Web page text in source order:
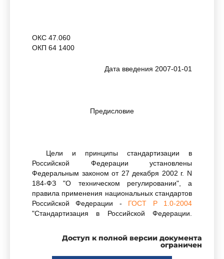
ОКС 47.060
ОКП 64 1400
Дата введения 2007-01-01
Предисловие
Цели и принципы стандартизации в
Российской Федерации установлены
Федеральным законом от 27 декабря 2002 г. N
184-ФЗ "О техническом регулировании", а
правила применения национальных стандартов
Российской Федерации - ГОСТ Р 1.0-2004
"Стандартизация в Российской Федерации.
Сведения о стандарте
Доступ к полной версии документа
ограничен